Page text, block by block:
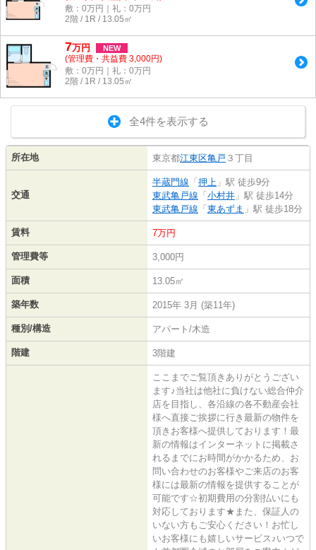
敷：0万円｜礼：0万円
2階 / 1R / 13.05㎡
7万円 NEW
(管理費・共益費 3,000円)
敷：0万円｜礼：0万円
2階 / 1R / 13.05㎡
全4件を表示する
所在地 東京都江東区亀戸 ３丁目
交通
半蔵門線 「 押上 」駅 徒歩9分
東武亀戸線 「 小村井 」駅 徒歩14分
東武亀戸線 「 東あずま 」駅 徒歩18分
賃料 7万円
管理費等 3,000円
面積 13.05㎡
築年数 2015年 3月 (築11年)
種別/構造 アパート/木造
階建 3階建
ここまでご覧頂きありがとうござい
ます♪当社は他社に負けない総合仲介
店を目指し、各沿線の各不動産会社
様へ直接ご挨拶に行き最新の物件を
頂きお客様へ提供しております！最
新の情報はインターネットに掲載さ
れるまでにお時間がかかるため、お
問い合わせのお客様やご来店のお客
様には最新の情報を提供することが
可能です☆初期費用の分割払いにも
対応しております★また、保証人の
いない方もご安心ください！お忙し
いお客様にも嬉しいサービス♪いつで